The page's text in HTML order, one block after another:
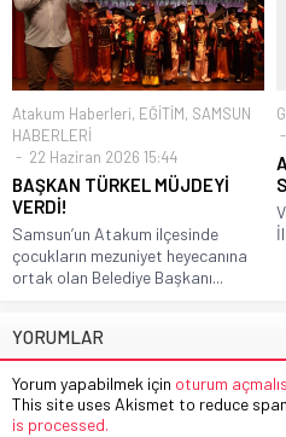
Atakum Haberleri, EĞİTİM, SAMSUN
HABERLERİ
22 Haziran 2026 15:44
BAŞKAN TÜRKEL MÜJDEYİ
VERDİ!
Samsun’un Atakum ilçesinde
çocukların mezuniyet heyecanına
ortak olan Belediye Başkanı...
YORUMLAR
Yorum yapabilmek için oturum
This site uses Akismet to reduce
is processed.